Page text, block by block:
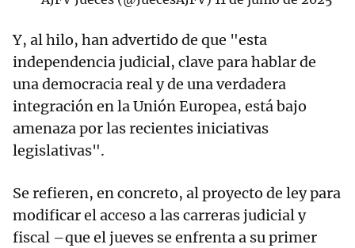
Y, al hilo, han advertido de que "esta
independencia judicial, clave para hablar de
una democracia real y de una verdadera
integración en la Unión Europea, está bajo
amenaza por las recientes iniciativas
legislativas".
Se refieren, en concreto, al proyecto de ley para
modificar el acceso a las carreras judicial y
fiscal –que el jueves se enfrenta a su primer